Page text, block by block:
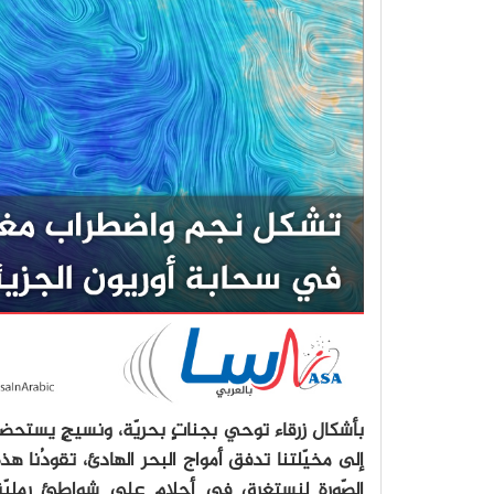
بأشكال زرقاء توحي بجناتٍ بحريّة، ونسيجٍ
إلى مخيّلتنا تدفق أمواج البحر الهادئ، تقودُنا